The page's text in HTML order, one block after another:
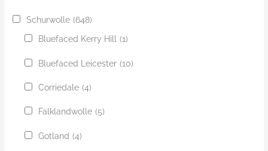
Schurwolle (648)
Bluefaced Kerry Hill (1)
Bluefaced Leicester (10)
Corriedale (4)
Falklandwolle (5)
Gotland (4)